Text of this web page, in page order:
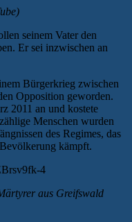
seinem Vater den
Er sei inzwischen an
Bürgerkrieg zwischen
Opposition geworden.
2011 an und kostete
Menschen wurden
des Regimes, das
kämpft.
4
aus Greifswald